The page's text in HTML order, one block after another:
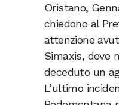
Oristano,
chiedono al
attenzione
Simaxis, dove
deceduto un
L’ultimo